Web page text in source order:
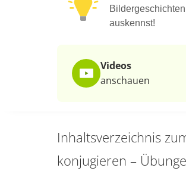
auskennst!
Videos
anschauen
Inhaltsverzeichnis
konjugieren –